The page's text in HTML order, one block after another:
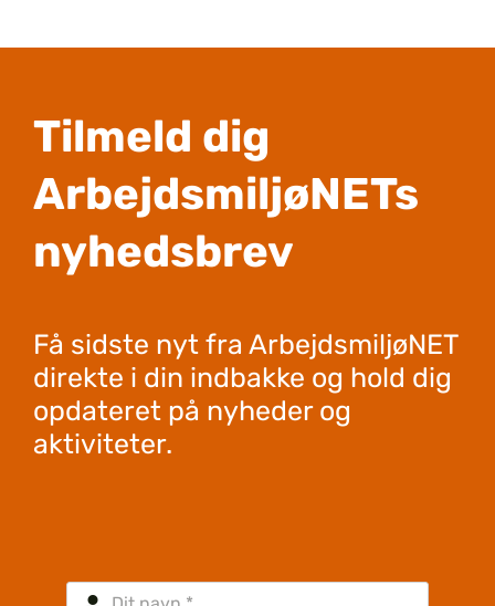
Tilmeld dig
ArbejdsmiljøNETs
nyhedsbrev
Få sidste nyt fra ArbejdsmiljøNET
direkte i din indbakke og hold dig
opdateret på nyheder og
aktiviteter.